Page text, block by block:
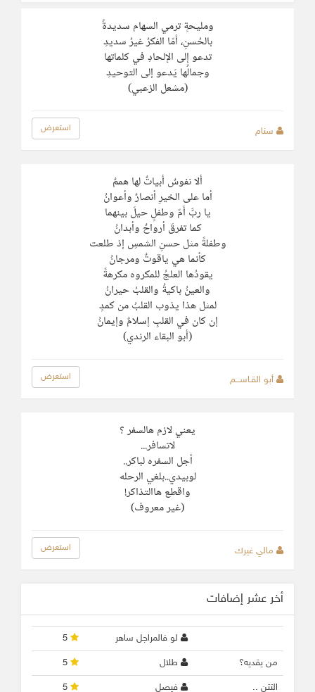
ومليحةٍ ترمي السهام سديدةً
بالحُسنِ، أمّا الفكرُ غيرُ سديدِ
تدعو إلى الإلحادِ في كلماتها
وجمالُها يَدعو إلى التوحيدِ
(مشعل الزعبي)
سنام استعرض
ألا نفوسٌ أبياتٌ لها هممٌ
أما على الخيرِ أنصارٌ وأعوانُ
يا ربَّ أمّ وطفلٍ حيلَ بينهما
كما تفرقَ أرواحٌ وأبدانُ
وطفلةً مثل حسنِ الشمسِ إذ طلعت
كأنما هي ياقوتٌ ومرجانُ
يقودُها العلجُ للمكروه مكرهةً
والعينُ باكيةُ والقلبُ حيرانُ
لمثل هذا يذوب القلبُ من كمدٍ
إن كان في القلبِ إسلامٌ وإيمانُ
(أبو البقاء الرندي)
أبو القـاســـم استعرض
يعني لازم هالسفر ؟
لاتسافر...
أجل السفره لباكر..
لوبيدي..بلغي الرحله
واقطع هاالتذاكر!
(غير معروف)
مالي غيرك استعرض
أخر عشر إضافات
لو فالمراجل ساهر
من يقديه؟ طلال
التتن .. فيصل